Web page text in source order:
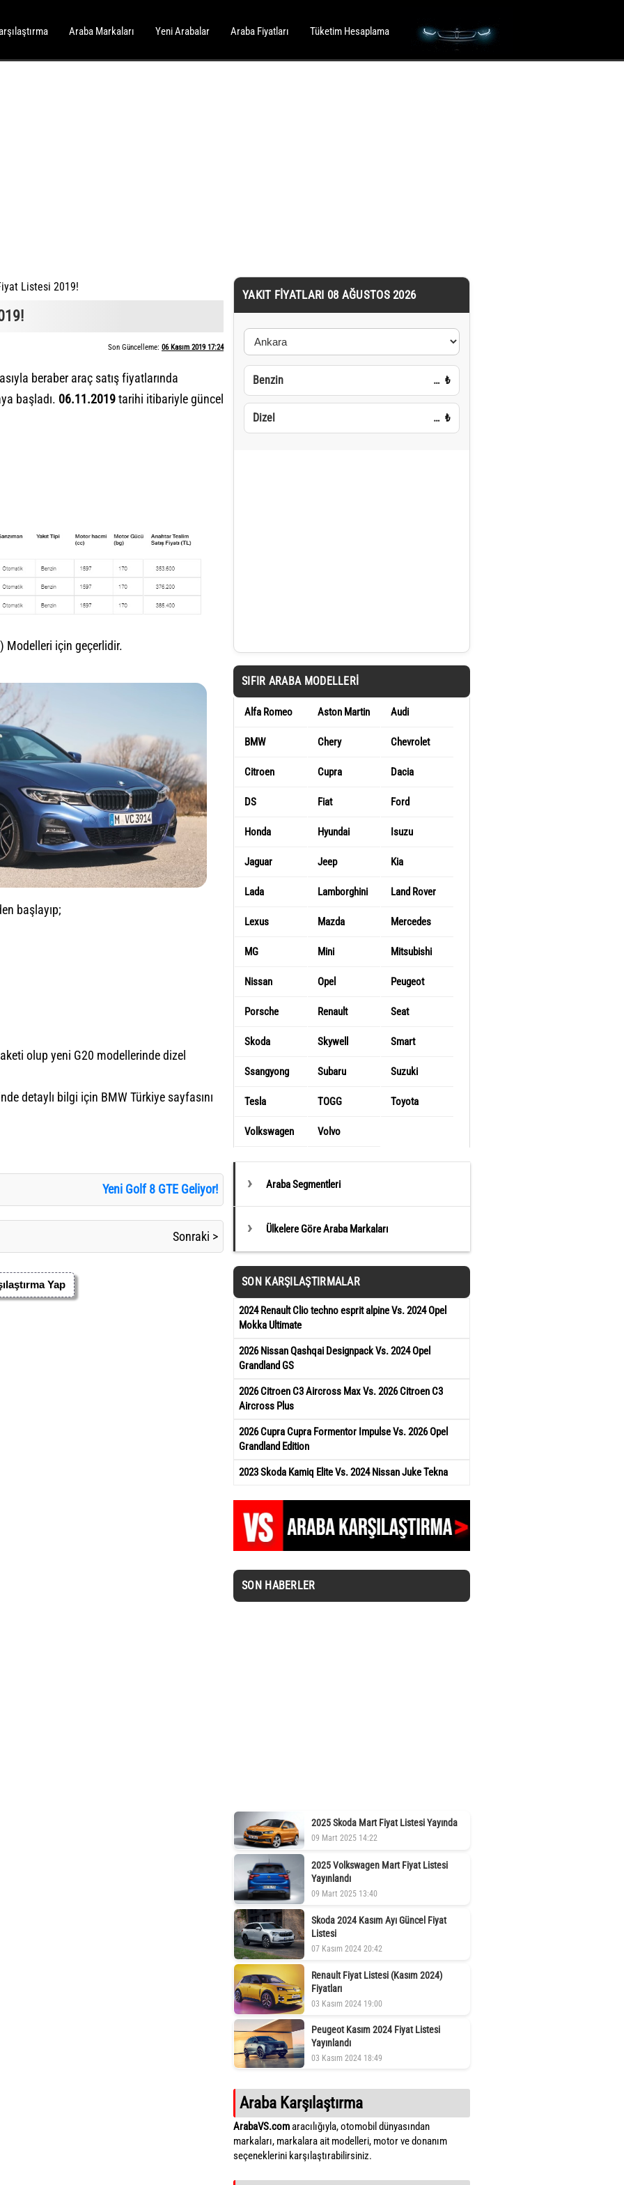
Araba Markaları Yeni Arabalar Araba Fiyatları Tüketim Hesaplama
Listesi 2019!
Son Güncelleme: 06 Kasım 2019 17:24
beraber araç satış fiyatlarında
başladı. 06.11.2019tarihi itibariyle güncel
Modelleri için geçerlidir.
başlayıp;
olup yeni G20 modellerinde dizel
detaylı bilgi için BMW Türkiye sayfasını
Yeni Golf 8 GTE Geliyor!
Sonraki >
Yap
YAKIT FIYATLARI 08 AĞUSTOS 2026
Benzin … ₺
Dizel … ₺
SIFIR ARABA MODELLERI
Alfa Romeo Aston Martin Audi
BMW Chery Chevrolet
Citroen Cupra Dacia
DS Fiat Ford
Honda Hyundai Isuzu
Jaguar Jeep Kia
Lada Lamborghini Land Rover
Lexus Mazda Mercedes
MG Mini Mitsubishi
Nissan Opel Peugeot
Porsche Renault Seat
Skoda Skywell Smart
Ssangyong Subaru Suzuki
Tesla TOGG Toyota
Volkswagen Volvo
Araba Segmentleri
Ülkelere Göre Araba Markaları
SON KARŞILAŞTIRMALAR
2024 Renault Clio techno esprit alpine Vs. 2024 Opel
Mokka Ultimate
2026 Nissan Qashqai Designpack Vs. 2024 Opel
Grandland GS
2026 Citroen C3 Aircross Max Vs. 2026 Citroen C3
Aircross Plus
2026 Cupra Cupra Formentor Impulse Vs. 2026 Opel
Grandland Edition
2023 Skoda Kamiq Elite Vs. 2024 Nissan Juke Tekna
SON HABERLER
2025 Skoda Mart Fiyat Listesi Yayında
09 Mart 2025 14:22
2025 Volkswagen Mart Fiyat Listesi
Yayınlandı
09 Mart 2025 13:40
Skoda 2024 Kasım Ayı Güncel Fiyat
Listesi
07 Kasım 2024 20:42
Renault Fiyat Listesi (Kasım 2024)
Fiyatları
03 Kasım 2024 19:00
Peugeot Kasım 2024 Fiyat Listesi
Yayınlandı
03 Kasım 2024 18:49
Araba Karşılaştırma
ArabaVS.comaracılığıyla, otomobil dünyasından
markaları, markalara ait modelleri, motor ve donanım
seçeneklerini karşılaştırabilirsiniz.